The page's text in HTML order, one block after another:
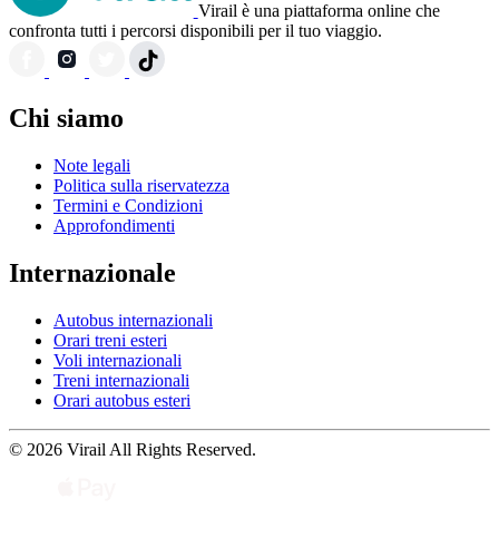
Virail è una piattaforma online che
confronta tutti i percorsi disponibili per il tuo viaggio.
Chi siamo
Note legali
Politica sulla riservatezza
Termini e Condizioni
Approfondimenti
Internazionale
Autobus internazionali
Orari treni esteri
Voli internazionali
Treni internazionali
Orari autobus esteri
© 2026 Virail All Rights Reserved.